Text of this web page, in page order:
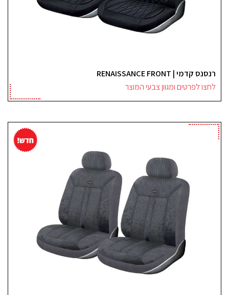
רנסנס קדמי | RENAISSANCE FRONT
לחצו לפרטים ומגוון צבעי המוצר